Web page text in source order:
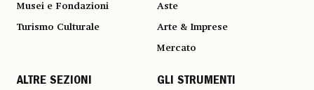
Musei e Fondazioni
Turismo Culturale
Aste
Arte & Imprese
Mercato
ALTRE SEZIONI GLI STRUMENTI